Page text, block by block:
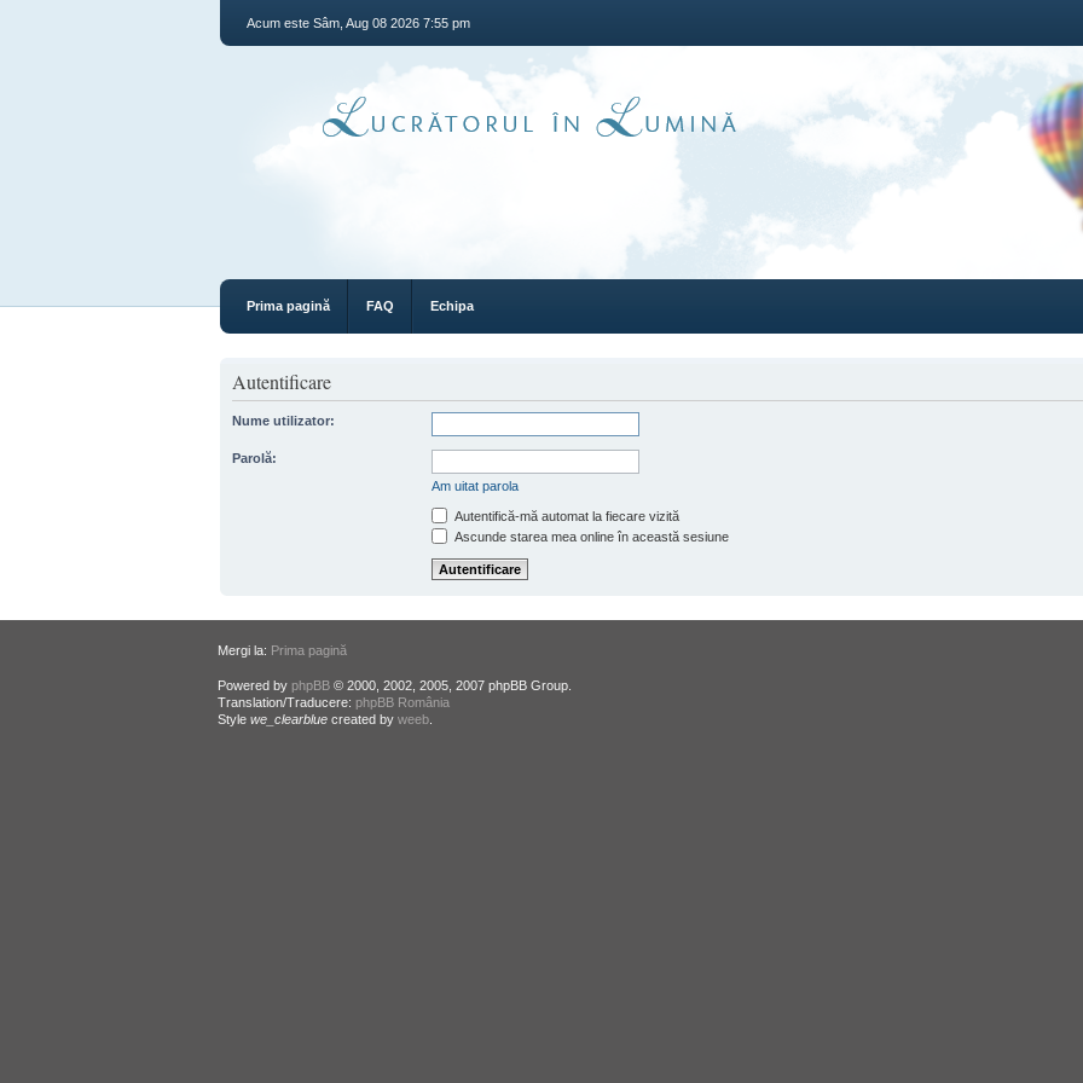
Acum este Sâm, Aug 08 2026 7:55 pm
Prima pagină FAQ Echipa
Autentificare
Nume utilizator:
Parolă:
Am uitat parola
Autentifică-mă automat la fiecare vizită
Ascunde starea mea online în această sesiune
Mergi la: Prima pagină
Powered by phpBB© 2000, 2002, 2005, 2007 phpBB Group.
Translation/Traducere: phpBB România
Style we_clearbluecreated by weeb.